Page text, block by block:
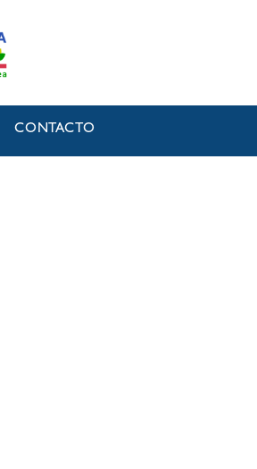
CONTACTO